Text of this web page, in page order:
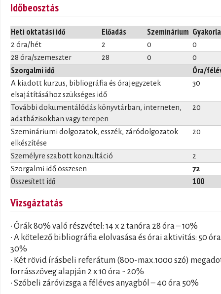
Időbeosztás
Heti oktatási idő Előadás Szeminárium
2 óra/hét 2 0
0
28 óra/szemeszter
28 0 0
Szorgalmi idő Óra/
Összesített idő 100
A kiadott kurzus, bibliográfia és órajegyzetek
elsajátításához szükséges idő
30
További dokumentálódás könyvtárban, interneten,
adatbázisokban vagy terepen
20
Szemináriumi dolgozatok, esszék, záródolgozatok
elkészítése
20
Személyre szabott konzultáció
2
Szorgalmi idő összesen
72
Vizsgáztatás
• Órák 80% való részvétel: 14 x 2 tanóra 28 óra – 10%
• A kötelező bibliográfia elolvasása és órai aktivitás: 50
30%
• Két rövid írásbeli referátum (800-max.1000 szó)
forrásszöveg alapján 2 x 10 óra - 20%
• Szóbeli záróvizsga a féléves anyagból – 40 óra 50%